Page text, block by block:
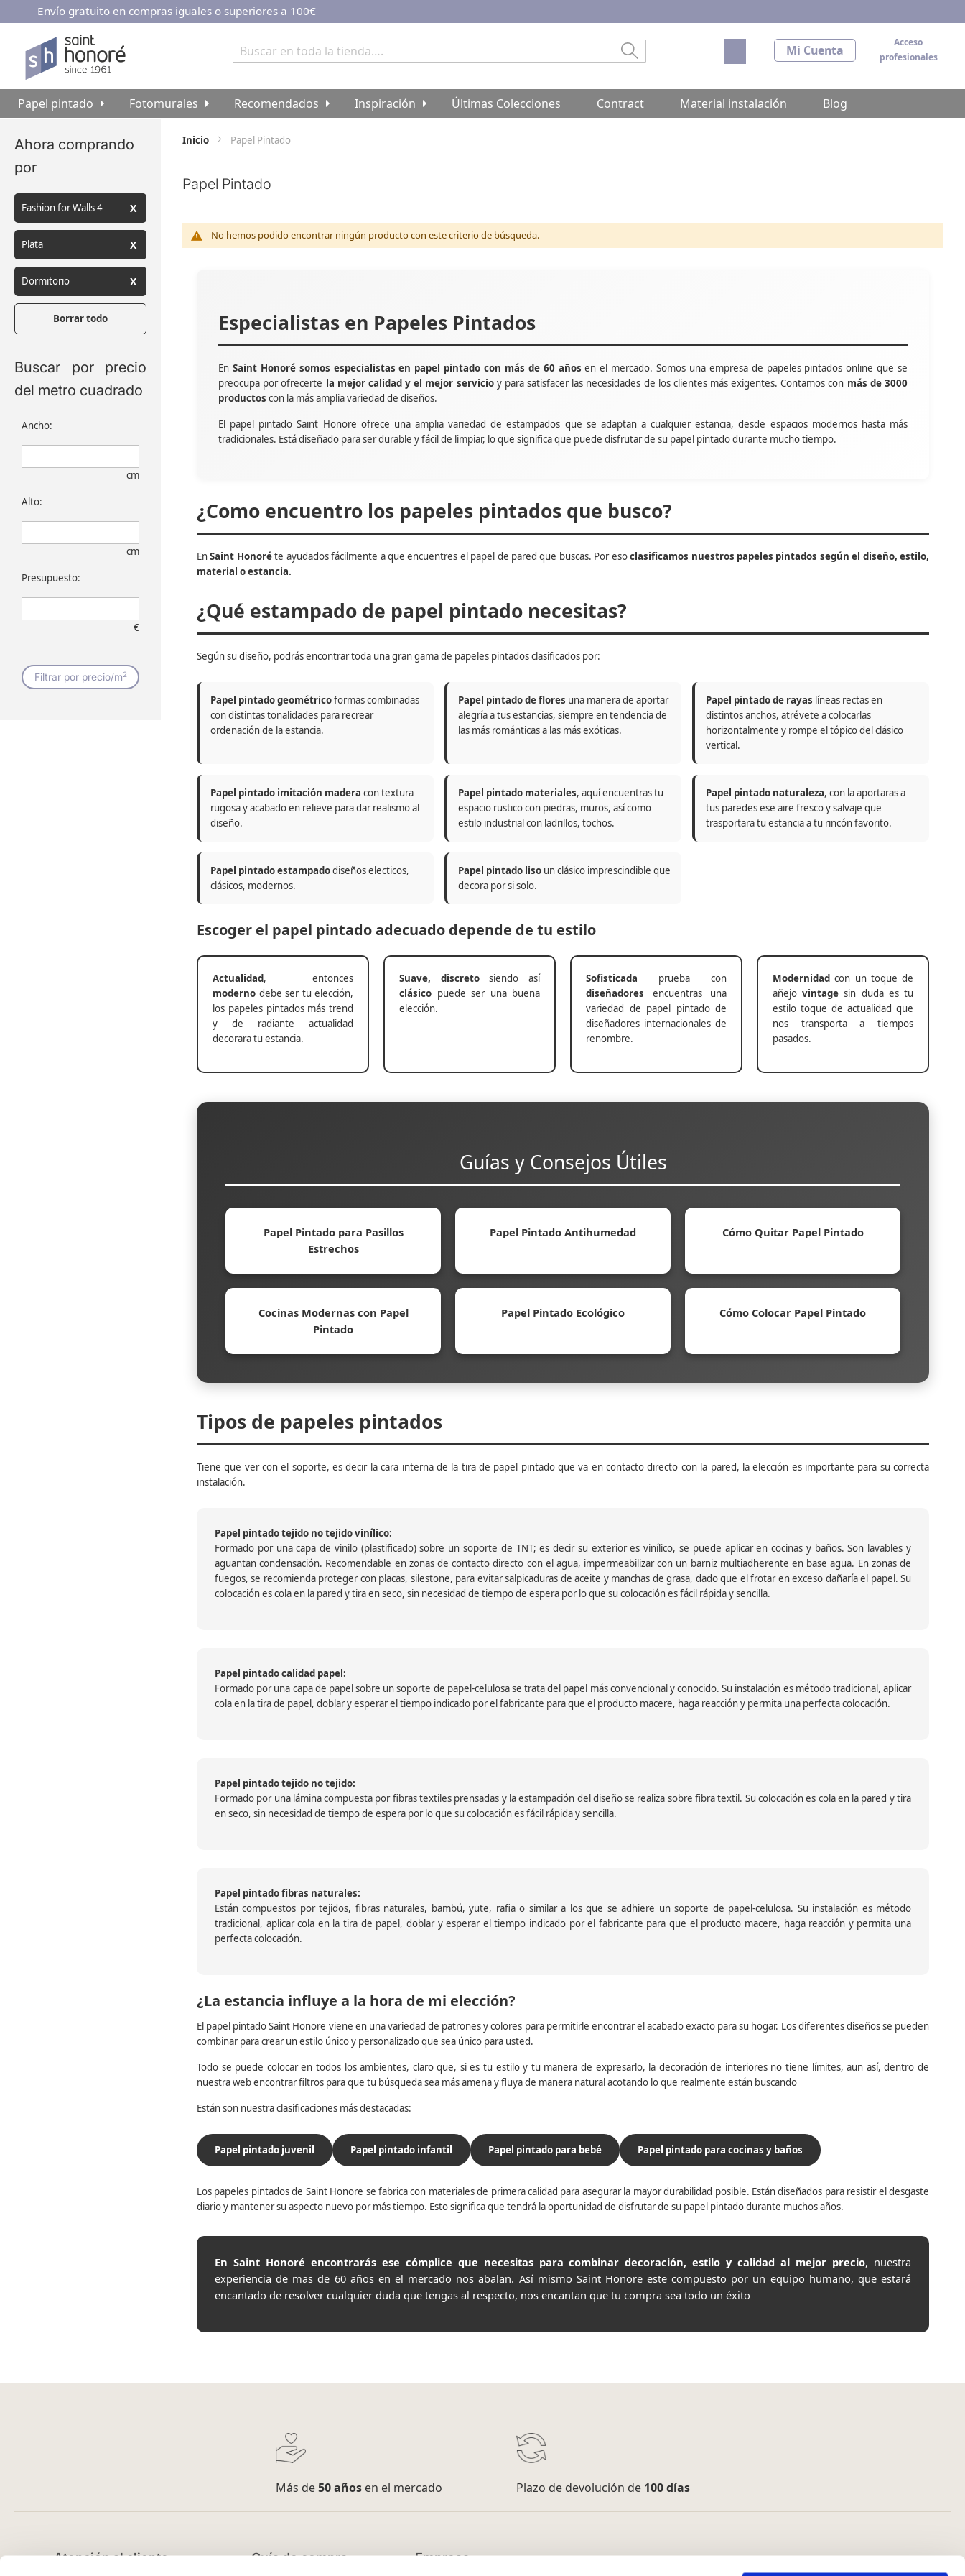
Ir
contenido
Envío gratuito en compras iguales o superiores a 100€
Acceso
profesionales
Mi Cuenta
Mi carrito
Papel pintado Fotomurales Recomendados Inspiración Últimas Colecciones Contract Material instalación Blog
Inicio Papel Pintado
Papel Pintado
No hemos podido encontrar ningún producto con este criterio de búsqueda.
Especialistas en Papeles Pintados
En Saint Honoré somos especialistas en papel pintado con más de 60 años en el mercado. Somos una empresa de papeles pintados online que se
preocupa por ofrecerte la mejor calidad y el mejor servicioy para satisfacer las necesidades de los clientes más exigentes. Contamos con más de 3000
productos con la más amplia variedad de diseños.
El papel pintado Saint Honore ofrece una amplia variedad de estampados que se adaptan a cualquier estancia, desde espacios modernos hasta más
tradicionales. Está diseñado para ser durable y fácil de limpiar, lo que significa que puede disfrutar de su papel pintado durante mucho tiempo.
¿Como encuentro los papeles pintados que busco?
EnSaint Honoréte ayudados fácilmente a que encuentres el papel de pared que buscas. Por esoclasificamos nuestros papeles pintados según el diseño, estilo,
material o estancia.
¿Qué estampado de papel pintado necesitas?
Según su diseño, podrás encontrar toda una gran gama de papeles pintados clasificados por:
Papel pintado geométricoformas combinadas
con distintas tonalidades para recrear
ordenación de la estancia.
Papel pintado de flores una manera de aportar
alegría a tus estancias, siempre en tendencia de
las más románticas a las más exóticas.
Papel pintado de rayas líneas rectas en
distintos anchos, atrévete a colocarlas
horizontalmente y rompe el tópico del clásico
vertical.
Papel pintado imitación madera con textura
rugosa y acabado en relieve para dar realismo al
diseño.
Papel pintado materiales, aquí encuentras tu
espacio rustico con piedras, muros, así como
estilo industrial con ladrillos, tochos.
Papel pintado naturaleza, con la aportaras a
tus paredes ese aire fresco y salvaje que
trasportara tu estancia a tu rincón favorito.
Papel pintado estampadodiseños electicos,
clásicos, modernos.
Papel pintado liso un clásico imprescindible que
decora por si solo.
Escoger el papel pintado adecuado depende de tu estilo
Actualidad, entonces
moderno debe ser tu elección,
los papeles pintados más trend
y de radiante actualidad
decorara tu estancia.
Suave, discretosiendo así
clásico puede ser una buena
elección.
Sofisticada prueba con
diseñadores encuentras una
variedad de papel pintado de
diseñadores internacionales de
renombre.
Modernidad con un toque de
añejovintage sin duda es tu
estilo toque de actualidad que
nos transporta a tiempos
pasados.
Guías y Consejos Útiles
Papel Pintado para Pasillos
Estrechos
Papel Pintado Antihumedad Cómo Quitar Papel Pintado
Cocinas Modernas con Papel
Pintado
Papel Pintado Ecológico Cómo Colocar Papel Pintado
Tipos de papeles pintados
Tiene que ver con el soporte, es decir la cara interna de la tira de papel pintado que va en contacto directo con la pared, la elección es importante para su correcta
instalación.
Papel pintado tejido no tejido vinílico:
Formado por una capa de vinilo (plastificado) sobre un soporte de TNT; es decir su exterior es vinílico, se puede aplicar en cocinas y baños. Son lavables y
aguantan condensación. Recomendable en zonas de contacto directo con el agua, impermeabilizar con un barniz multiadherente en base agua. En zonas de
fuegos, se recomienda proteger con placas, silestone, para evitar salpicaduras de aceite y manchas de grasa, dado que el frotar en exceso dañaría el papel. Su
colocación es cola en la pared y tira en seco, sin necesidad de tiempo de espera por lo que su colocación es fácil rápida y sencilla.
Papel pintado calidad papel:
Formado por una capa de papel sobre un soporte de papel-celulosa se trata del papel más convencional y conocido. Su instalación es método tradicional, aplicar
cola en la tira de papel, doblar y esperar el tiempo indicado por el fabricante para que el producto macere, haga reacción y permita una perfecta colocación.
Papel pintado tejido no tejido:
Formado por una lámina compuesta por fibras textiles prensadas y la estampación del diseño se realiza sobre fibra textil. Su colocación es cola en la pared y tira
en seco, sin necesidad de tiempo de espera por lo que su colocación es fácil rápida y sencilla.
Papel pintado fibras naturales:
Están compuestos por tejidos, fibras naturales, bambú, yute, rafia o similar a los que se adhiere un soporte de papel-celulosa. Su instalación es método
tradicional, aplicar cola en la tira de papel, doblar y esperar el tiempo indicado por el fabricante para que el producto macere, haga reacción y permita una
perfecta colocación.
¿La estancia influye a la hora de mi elección?
El papel pintado Saint Honore viene en una variedad de patrones y colores para permitirle encontrar el acabado exacto para su hogar. Los diferentes diseños se pueden
combinar para crear un estilo único y personalizado que sea único para usted.
Todo se puede colocar en todos los ambientes, claro que, si es tu estilo y tu manera de expresarlo, la decoración de interiores no tiene límites, aun así, dentro de
nuestra web encontrar filtros para que tu búsqueda sea más amena y fluya de manera natural acotando lo que realmente están buscando
Están son nuestra clasificaciones más destacadas:
Papel pintado juvenil Papel pintado infantil Papel pintado para bebé Papel pintado para cocinas y baños
Los papeles pintados de Saint Honore se fabrica con materiales de primera calidad para asegurar la mayor durabilidad posible. Están diseñados para resistir el desgaste
diario y mantener su aspecto nuevo por más tiempo. Esto significa que tendrá la oportunidad de disfrutar de su papel pintado durante muchos años.
En Saint Honoré encontrarás ese cómplice que necesitas para combinar decoración, estilo y calidad al mejor precio, nuestra
experiencia de mas de 60 años en el mercado nos abalan. Así mismo Saint Honore este compuesto por un equipo humano, que estará
encantado de resolver cualquier duda que tengas al respecto, nos encantan que tu compra sea todo un éxito
Buscar por precio
del metro cuadrado
Ancho:
cm
Alto:
cm
Presupuesto:
€
Filtrar por precio/m2
Ahora comprando
por
Fashion for Walls 4
Plata
Dormitorio
Borrar todo
Más de50 añosen el mercado Plazo de devolución de 100 días
Atención al cliente Guía de compra Empresa